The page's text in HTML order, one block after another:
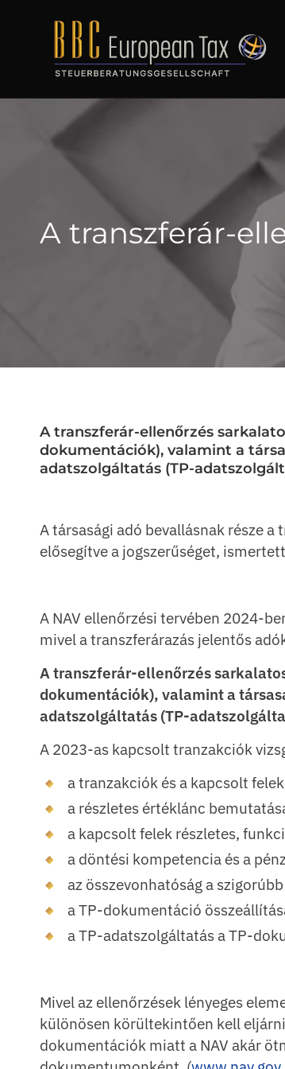
A transzferár-
A transzferár-ellenőrzés
dokumentációk), valamint a
adatszolgáltatás (TP-
A társasági adó bevallásnak része
elősegítve a jogszerűséget,
A NAV ellenőrzési tervében 2024-
mivel a transzferárazás jelentős
A transzferár-ellenőrzés
dokumentációk), valamint a
adatszolgáltatás (TP-
A 2023-as kapcsolt tranzakciók
a tranzakciók és a kapcsolt
a részletes értéklánc
a kapcsolt felek részletes,
a döntési kompetencia és a
az összevonhatóság a
a TP-dokumentáció
a TP-adatszolgáltatás a TP-
Mivel az ellenőrzések lényeges
különösen körültekintően kell
dokumentációk miatt a NAV akár